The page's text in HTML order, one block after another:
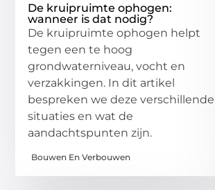
De kruipruimte ophogen:
wanneer is dat nodig?
De kruipruimte ophogen helpt
tegen een te hoog
grondwaterniveau, vocht en
verzakkingen. In dit artikel
bespreken we deze verschillende
situaties en wat de
aandachtspunten zijn.
Bouwen En Verbouwen